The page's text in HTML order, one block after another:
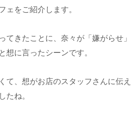
ェをご紹介します。
てきたことに、奈々が「嫌がらせ」
想に言ったシーンです。
て、想がお店のスタッフさんに伝え
たね。